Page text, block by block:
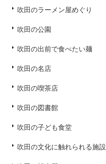
吹田のラーメン屋めぐり
吹田の公園
吹田の出前で食べたい麺
吹田の名店
吹田の喫茶店
吹田の図書館
吹田の子ども食堂
吹田の文化に触れられる施設